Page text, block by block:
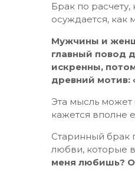
Брак по
осуждается, как
Мужчины и
главный повод
искренны,
древний мотив:
Эта мысль
кажется вполне
Старинный брак
любви, которые
меня любишь?